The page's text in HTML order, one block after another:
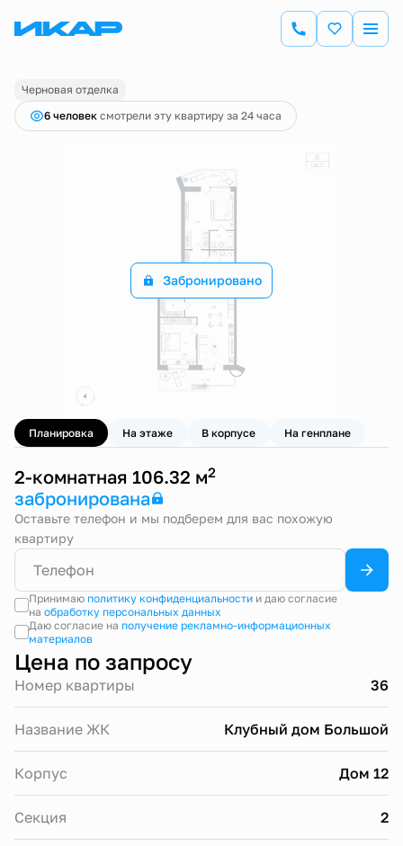
2-комнатная106.32 м Цена по запросу
Черновая отделка
6 человек смотрели эту квартиру за 24 часа
Забронировано
Планировка На этаже В корпусе На генплане
2-комнатная 106.32 м2
забронирована
Оставьте телефон и мы подберем для вас похожую
квартиру
Принимаю политику конфиденциальностии даю согласие
на обработку персональных данных
Даю согласие на получение рекламно-информационных
материалов
Цена по запросу
Номер квартиры 36
Название ЖК Клубный дом Большой
Корпус Дом 12
Секция 2